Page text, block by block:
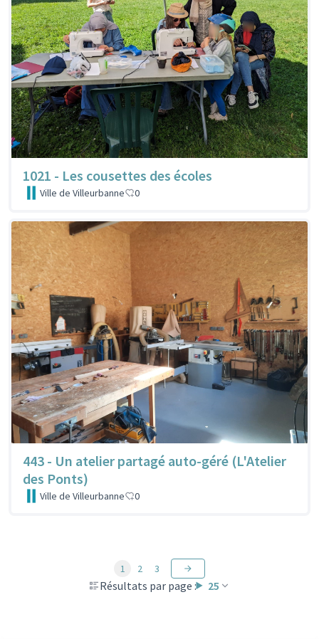
1021 - Les cousettes des écoles
Ville de Villeurbanne 0
443 - Un atelier partagé auto-géré (L'Atelier
des Ponts)
Ville de Villeurbanne 0
Résultats par page : 25
1 2 3